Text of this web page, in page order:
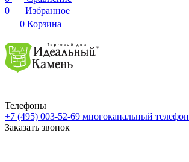
0
Избранное
0 Корзина
Телефоны
+7 (495) 003-52-69 многоканальный телефон
Заказать звонок